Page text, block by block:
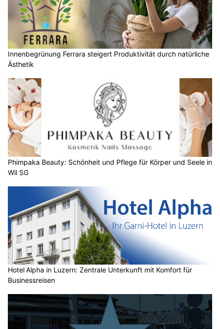
Innenbegrünung Ferrara steigert Produktivität durch natürliche
Ästhetik
Phimpaka Beauty: Schönheit und Pflege für Körper und Seele in
Wil SG
Hotel Alpha in Luzern: Zentrale Unterkunft mit Komfort für
Businessreisen